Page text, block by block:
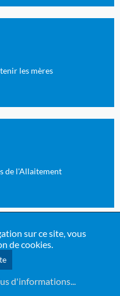
sur ce site, vous
de cookies.
d'informations...
les mères
de l'Allaitement
l’Allaitement, un
LLL France.
vous ?Coordonnées de
de chez vous